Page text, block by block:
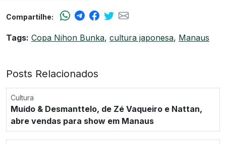
Compartilhe:
Tags: Copa Nihon Bunka, cultura japonesa, Manaus
Posts Relacionados
Cultura
Muído & Desmanttelo, de Zé Vaqueiro e Nattan,
abre vendas para show em Manaus